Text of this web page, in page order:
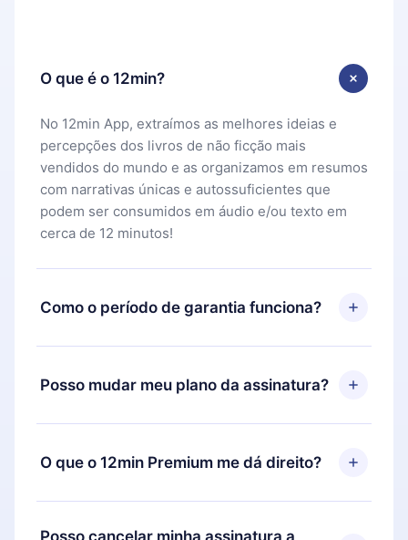
O que é o 12min?
No 12min App, extraímos as melhores ideias e
percepções dos livros de não ficção mais
vendidos do mundo e as organizamos em resumos
com narrativas únicas e autossuficientes que
podem ser consumidos em áudio e/ou texto em
cerca de 12 minutos!
Como o período de garantia funciona?
Você pode baixar nosso aplicativo e começar a
aproveitar nossa biblioteca. Se por algum motivo
não ficar satisfeito com nossa plataforma, basta
e solicitar o reembolso do valor. Você receberá
Posso mudar meu plano da assinatura?
Sim, mas a mudança só se aplicará a partir do
próximo período de cobrança. Por exemplo, se
você decidiu mudar sua assinatura mensal para
O que o 12min Premium me dá direito?
O 12min Premium é um plano que te garante
acesso a toda nossa biblioteca de 2500+ títulos
Posso cancelar minha assinatura a